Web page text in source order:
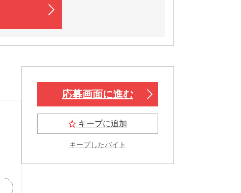
応募画面に進む
キープに追加
キープしたバイト